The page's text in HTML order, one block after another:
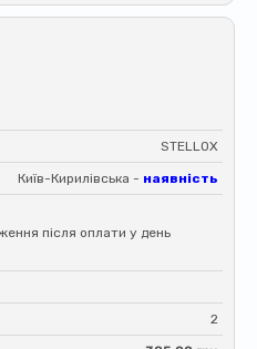
STELLOX
Київ-Кирилівська - наявність
після оплати у день
2